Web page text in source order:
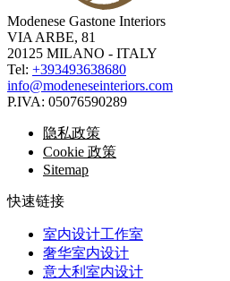
Modenese Gastone Interiors
VIA ARBE, 81
20125 MILANO - ITALY
Tel: +393493638680
info@modeneseinteriors.com
P.IVA: 05076590289
隐私政策
Cookie 政策
Sitemap
快速链接
室内设计工作室
奢华室内设计
意大利室内设计